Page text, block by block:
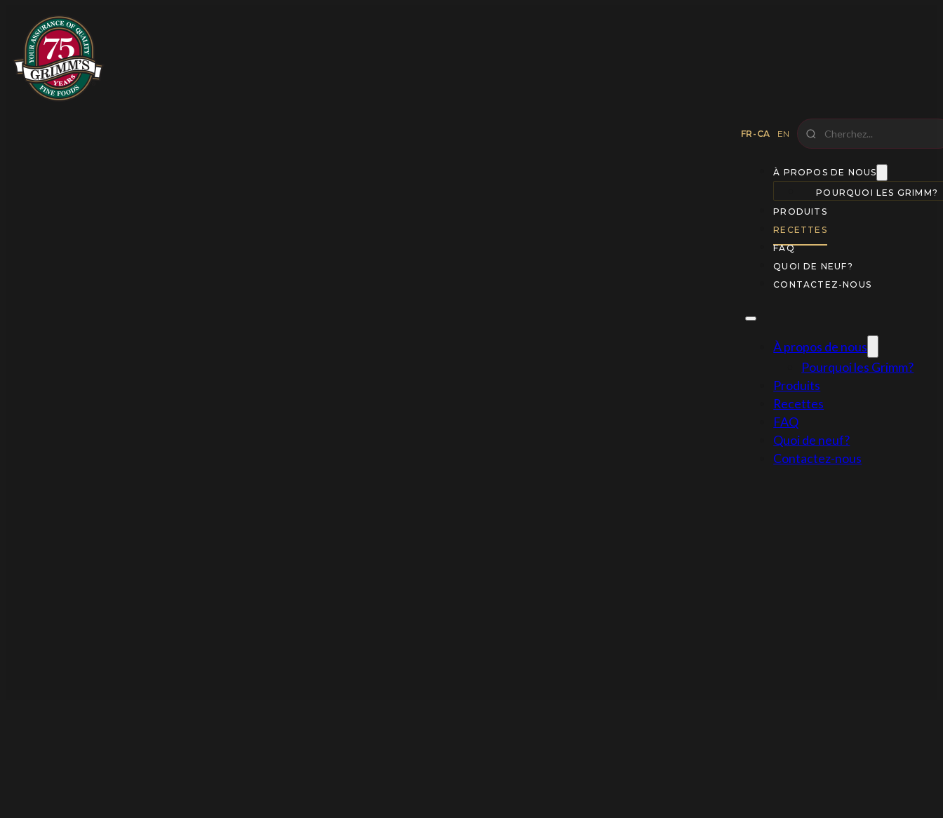
FR-CA EN
À PROPOS DE NOUS
POURQUOI LES GRIMM?
PRODUITS
RECETTES
FAQ
QUOI DE NEUF?
CONTACTEZ-NOUS
À propos de nous
Pourquoi les Grimm?
Produits
Recettes
FAQ
Quoi de neuf?
Contactez-nous